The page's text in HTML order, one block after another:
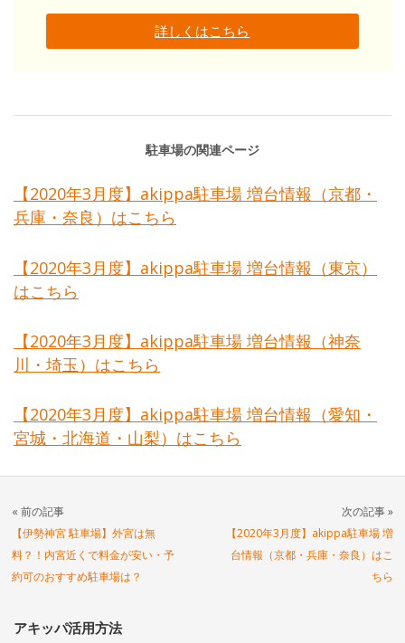
詳しくはこちら
駐車場の関連ページ
【2020年3月度】akippa駐車場 増台情報（京都・
兵庫・奈良）はこちら
【2020年3月度】akippa駐車場 増台情報（東京）
はこちら
【2020年3月度】akippa駐車場 増台情報（神奈
川・埼玉）はこちら
【2020年3月度】akippa駐車場 増台情報（愛知・
宮城・北海道・山梨）はこちら
« 前の記事
【伊勢神宮 駐車場】外宮は無
料？！内宮近くで料金が安い・予
約可のおすすめ駐車場は？
次の記事 »
【2020年3月度】akippa駐車場 増
台情報（京都・兵庫・奈良）はこ
ちら
アキッパ活用方法